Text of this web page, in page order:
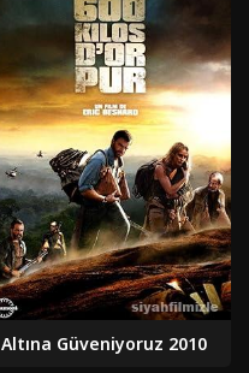
Altına Güveniyoruz 2010